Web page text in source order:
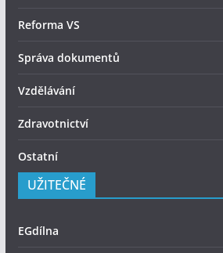
Reforma VS
Správa dokumentů
Vzdělávání
Zdravotnictví
Ostatní
UŽITEČNÉ
EGdílna